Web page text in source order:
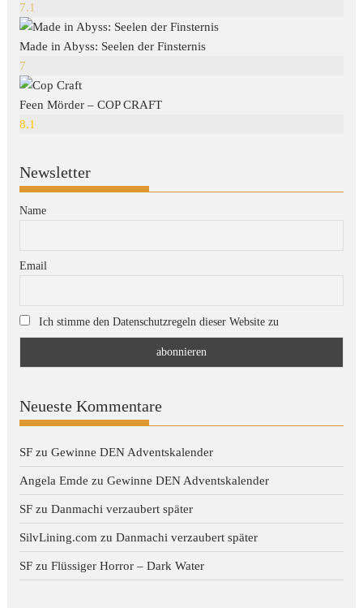
7.1
Made in Abyss: Seelen der Finsternis
7
Feen Mörder – COP CRAFT
8.1
Newsletter
Name
Email
Ich stimme den Datenschutzregeln dieser Website zu
Neueste Kommentare
SF zuGewinne DEN Adventskalender
Angela Emde zuGewinne DEN Adventskalender
SF zuDanmachi verzaubert später
SilvLining.com zuDanmachi verzaubert später
SF zuFlüssiger Horror – Dark Water